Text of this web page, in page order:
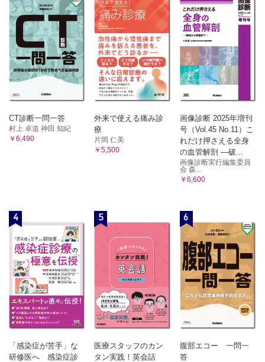
CT診断一問一答
村上 卓道 神田 知紀
￥6,490
外来で使える痛み診
療
片岡 仁美
￥5,500
画像診断 2025年増刊
号（Vol.45 No.11）こ
れだけ押さえる全身
の血管解剖 ―破...
画像診断実行編集委員
会 森...
￥6,600
4
「感染症が苦手」な
研修医へ 感染症診
5
医療スタッフのカン
タン実践！英会話
6
腹部エコー 一問一
答